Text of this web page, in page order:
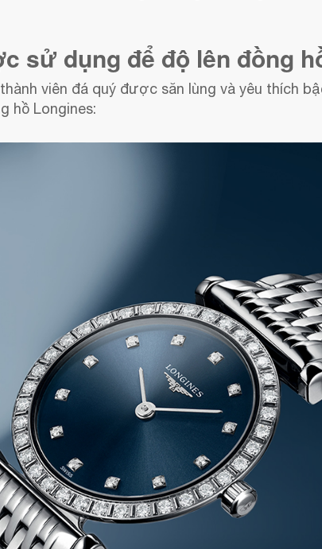
sử dụng để độ lên đồng
viên đá quý được săn lùng và yêu thích
hồ Longines: